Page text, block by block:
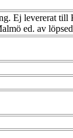
Ej levererat
ed. av